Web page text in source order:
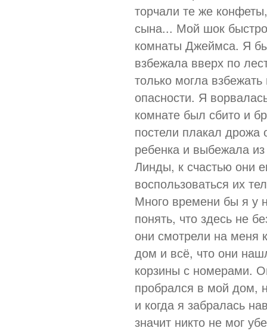
торчали те же
сына... Мой шок
комнаты Джеймса. Я
взбежала вверх по
только могла
опасности. Я
комнате был сбито и
постели плакал дрожа
ребенка и выбежала
Линды, к счастью они
воспользоваться их
Много времени бы я у
понять, что здесь не
они смотрели на
дом и всё, что они
корзины с номерами.
пробрался в мой дом,
и когда я забралась
значит никто не мог